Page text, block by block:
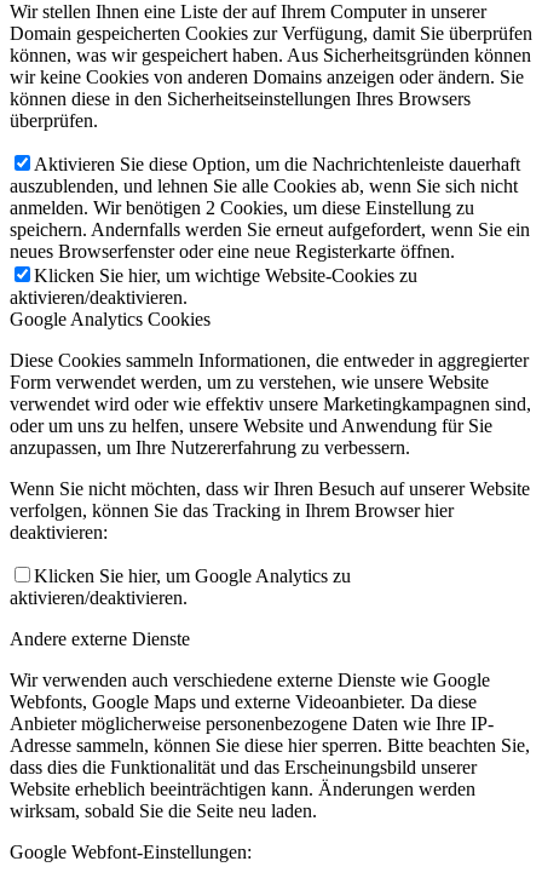
Wir stellen Ihnen eine Liste der auf Ihrem Computer in unserer
Domain gespeicherten Cookies zur Verfügung, damit Sie überprüfen
können, was wir gespeichert haben. Aus Sicherheitsgründen können
wir keine Cookies von anderen Domains anzeigen oder ändern. Sie
können diese in den Sicherheitseinstellungen Ihres Browsers
überprüfen.
Aktivieren Sie diese Option, um die Nachrichtenleiste dauerhaft
auszublenden, und lehnen Sie alle Cookies ab, wenn Sie sich nicht
anmelden. Wir benötigen 2 Cookies, um diese Einstellung zu
speichern. Andernfalls werden Sie erneut aufgefordert, wenn Sie ein
neues Browserfenster oder eine neue Registerkarte öffnen.
Klicken Sie hier, um wichtige Website-Cookies zu
aktivieren/deaktivieren.
Google Analytics Cookies
Diese Cookies sammeln Informationen, die entweder in aggregierter
Form verwendet werden, um zu verstehen, wie unsere Website
verwendet wird oder wie effektiv unsere Marketingkampagnen sind,
oder um uns zu helfen, unsere Website und Anwendung für Sie
anzupassen, um Ihre Nutzererfahrung zu verbessern.
Wenn Sie nicht möchten, dass wir Ihren Besuch auf unserer Website
verfolgen, können Sie das Tracking in Ihrem Browser hier
deaktivieren:
Klicken Sie hier, um Google Analytics zu
aktivieren/deaktivieren.
Andere externe Dienste
Wir verwenden auch verschiedene externe Dienste wie Google
Webfonts, Google Maps und externe Videoanbieter. Da diese
Anbieter möglicherweise personenbezogene Daten wie Ihre IP-
Adresse sammeln, können Sie diese hier sperren. Bitte beachten Sie,
dass dies die Funktionalität und das Erscheinungsbild unserer
Website erheblich beeinträchtigen kann. Änderungen werden
wirksam, sobald Sie die Seite neu laden.
Google Webfont-Einstellungen: